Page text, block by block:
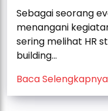
Sebagai seorang
menangani
sering melihat HR
building...
Baca